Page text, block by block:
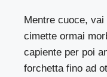
Mentre cuoce,
cimette ormai
capiente per poi
forchetta fino ad